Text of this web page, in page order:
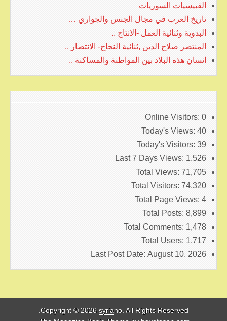
القبيسيات السوريات
تاريخ العرب في مجال الجنس والجواري …
البدوية وثنائية العمل -الانتاج ..
المنتصر صلاح الدين ,ثنائية النجاح- الانتصار ..
انسان هذه البلاد بين المواطنة والمساكنة ..
Online Visitors: 0
Today's Views: 40
Today's Visitors: 39
Last 7 Days Views: 1,526
Total Views: 71,705
Total Visitors: 74,320
Total Page Views: 4
Total Posts: 8,899
Total Comments: 1,478
Total Users: 1,717
Last Post Date: August 10, 2026
Copyright © 2026 syriano . All Rights Reserved.